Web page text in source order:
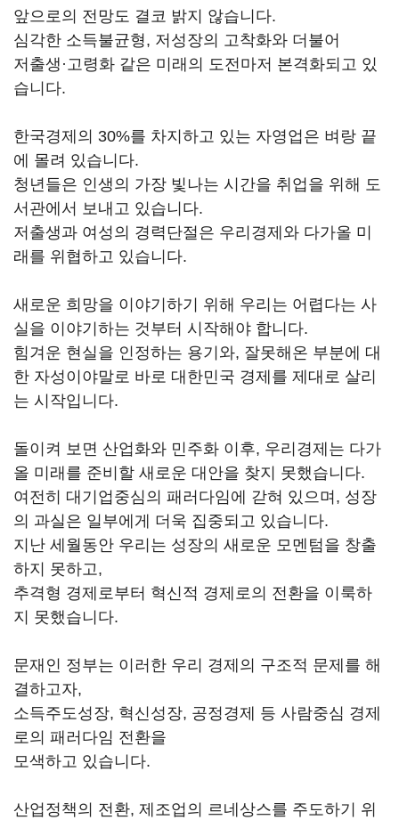
앞으로의 전망도 결코 밝지 않습니다.
심각한 소득불균형, 저성장의 고착화와 더불어
저출생·고령화 같은 미래의 도전마저 본격화되고 있
습니다.
한국경제의 30%를 차지하고 있는 자영업은 벼랑 끝
에 몰려 있습니다.
청년들은 인생의 가장 빛나는 시간을 취업을 위해 도
서관에서 보내고 있습니다.
저출생과 여성의 경력단절은 우리경제와 다가올 미
래를 위협하고 있습니다.
새로운 희망을 이야기하기 위해 우리는 어렵다는 사
실을 이야기하는 것부터 시작해야 합니다.
힘겨운 현실을 인정하는 용기와, 잘못해온 부분에 대
한 자성이야말로 바로 대한민국 경제를 제대로 살리
는 시작입니다.
돌이켜 보면 산업화와 민주화 이후, 우리경제는 다가
올 미래를 준비할 새로운 대안을 찾지 못했습니다.
여전히 대기업중심의 패러다임에 갇혀 있으며, 성장
의 과실은 일부에게 더욱 집중되고 있습니다.
지난 세월동안 우리는 성장의 새로운 모멘텀을 창출
하지 못하고,
추격형 경제로부터 혁신적 경제로의 전환을 이룩하
지 못했습니다.
문재인 정부는 이러한 우리 경제의 구조적 문제를 해
결하고자,
소득주도성장, 혁신성장, 공정경제 등 사람중심 경제
로의 패러다임 전환을
모색하고 있습니다.
산업정책의 전환, 제조업의 르네상스를 주도하기 위